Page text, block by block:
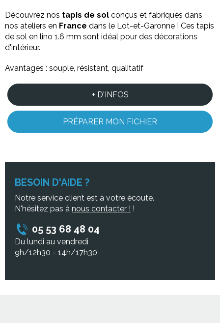
Découvrez nos tapis de sol conçus et fabriqués dans
nos ateliers en France dans le Lot-et-Garonne ! Ces tapis
de sol en lino 1.6 mm sont idéal pour des décorations
d'intérieur.
Avantages : souple, résistant, qualitatif
+ D'INFOS
PRÉPARER MON FICHIER
BESOIN D'AIDE ?
Notre service client est à votre écoute.
N'hésitez pas à nous contacter ! !
05 53 68 48 04
Du lundi au vendredi
9h/12h30 - 14h/17h30